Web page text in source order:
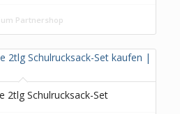
Partnershop
2tlg Schulrucksack-Set